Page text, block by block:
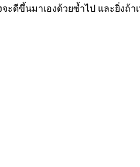
ขึ้นมาเองด้วยซ้ำไป และยิ่งถ้า